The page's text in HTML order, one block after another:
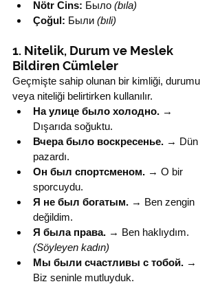
Nötr Cins: Было (bıla)
Çoğul: Были (bıli)
1. Nitelik, Durum ve Meslek
Bildiren Cümleler
Geçmişte sahip olunan bir kimliği, durumu
veya niteliği belirtirken kullanılır.
На улице было холодно. →
Dışarıda soğuktu.
Вчера было воскресенье. → Dün
pazardı.
Он был спортсменом. → O bir
sporcuydu.
Я не был богатым. → Ben zengin
değildim.
Я была права. → Ben haklıydım.
(Söyleyen kadın)
Мы были счастливы с тобой. →
Biz seninle mutluyduk.